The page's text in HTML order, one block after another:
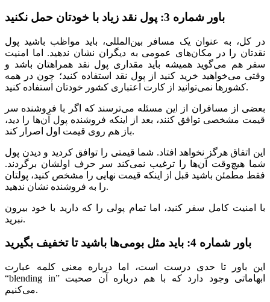
باور شماره 3: پول نقد زیاد با خودتان حمل نکنید
در کل، به عنوان یک مسافر بین‌المللی، باید مواظب باشید پول
نقدتان را در مکان‌های عمومی به دیگران نشان ندهید. اما امنیت
سفر هم می‌گوید همیشه باید مقداری پول نقد همراهتان باشد و
وقتی می‌خواهید خرید کنید از پول نقد استفاده کنید؛ چون در همه
کشورها نمی‌توانید از کارت اعتباری کشور خودتان استفاده کنید.
بعضی از مسافران از این مسئله می‌ترسند که اگر با فروشنده سر
قیمت مشخصی توافق کنند، بعد از اینکه فروشنده پول آن‌ها را دید،
باز هم روی قیمت اول اصرار کند.
این اتفاق هرگز نخواهد افتاد. شما قیمتی را توافق کردید و دیدن پول
شما هیچ‌وقت آن‌ها را ترغیب نمی‌کند سر حرف اولشان برگردند.
فقط مطمئن باشید قبل از اینکه قیمت نهایی را مشخص کنید، پولتان
را به فروشنده نشان ندهید.
با امنیت کامل سفر کنید، اما تمام پولی را که دارید با خود بیرون
نبرید.
باور شماره 4: باید مثل بومی‌ها باشید تا تخفیف بگیرید
این باور تا حدی درست است، اما درباره معنی کلمه عبارت
“blending in” ابهاماتی وجود دارد که با هم درباره آن صحبت
می‌کنیم.